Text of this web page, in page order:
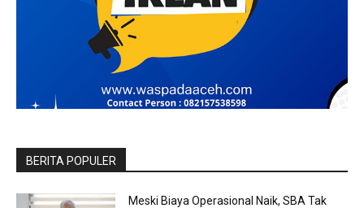
BERITA POPULER
Meski Biaya Operasional Naik, SBA Tak